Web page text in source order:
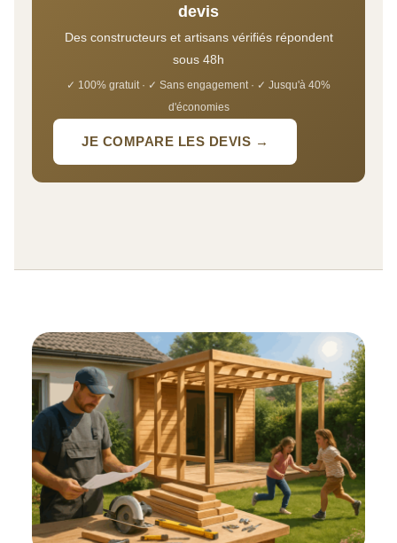
devis
Des constructeurs et artisans vérifiés répondent
sous 48h
✓ 100% gratuit · ✓ Sans engagement · ✓ Jusqu'à 40%
d'économies
JE COMPARE LES DEVIS →